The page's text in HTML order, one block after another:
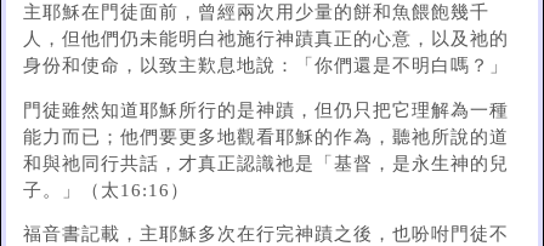
主耶穌在門徒面前，曾經兩次用少量的餅和魚餵飽幾千
人，但他們仍未能明白祂施行神蹟真正的心意，以及祂的
身份和使命，以致主歎息地說：「你們還是不明白嗎？」
門徒雖然知道耶穌所行的是神蹟，但仍只把它理解為一種
能力而已；他們要更多地觀看耶穌的作為，聽祂所說的道
和與祂同行共話，才真正認識祂是「基督，是永生神的兒
子。」（太16:16）
福音書記載，主耶穌多次在行完神蹟之後，也吩咐門徒不